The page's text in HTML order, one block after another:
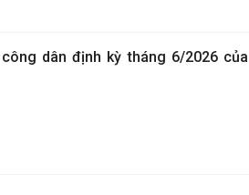
dân định kỳ tháng 6/2026